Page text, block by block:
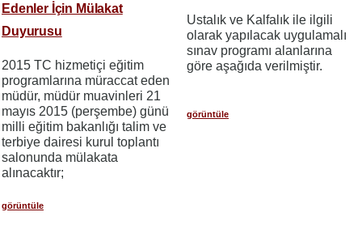
Edenler İçin Mülakat
Duyurusu
2015 TC hizmetiçi eğitim
programlarına müraccat eden
müdür, müdür muavinleri 21
mayıs 2015 (perşembe) günü
milli eğitim bakanlığı talim ve
terbiye dairesi kurul toplantı
salonunda mülakata
alınacaktır;
görüntüle
Ustalık ve Kalfalık ile ilgili
olarak yapılacak uygulamalı
sınav programı alanlarına
göre aşağıda verilmiştir.
görüntüle